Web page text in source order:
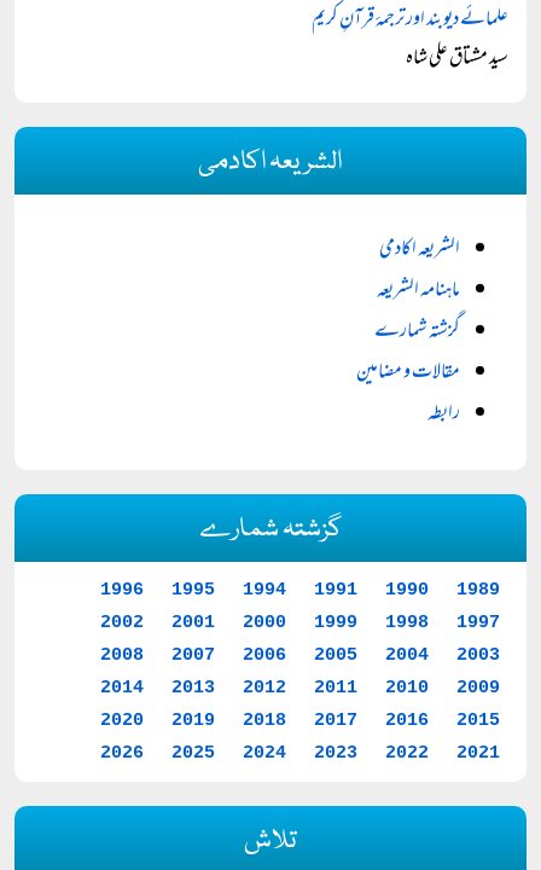
علمائے دیوبند اور ترجمۂ قرآنِ کریم
سید مشتاق علی شاہ
الشریعہ اکادمی
الشریعہ اکادمی
ماہنامہ الشریعہ
گزشتہ شمارے
مقالات و مضامین
رابطہ
گزشتہ شمارے
1989
1990
1991
1994
1995
1996
1997
1998
1999
2000
2001
2002
2003
2004
2005
2006
2007
2008
2009
2010
2011
2012
2013
2014
2015
2016
2017
2018
2019
2020
2021
2022
2023
2024
2025
2026
تلاش